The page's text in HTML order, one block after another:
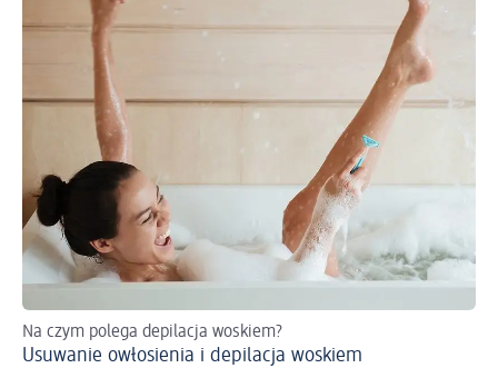
Na czym polega depilacja woskiem?
Usuwanie owłosienia i depilacja woskiem